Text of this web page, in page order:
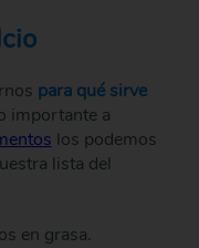
para qué sirve
importante a
los podemos
lista del
en grasa.